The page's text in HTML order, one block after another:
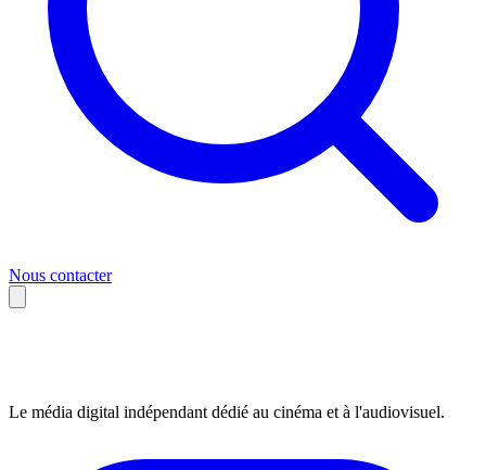
Nous contacter
Le média digital indépendant dédié au cinéma et à l'audiovisuel.